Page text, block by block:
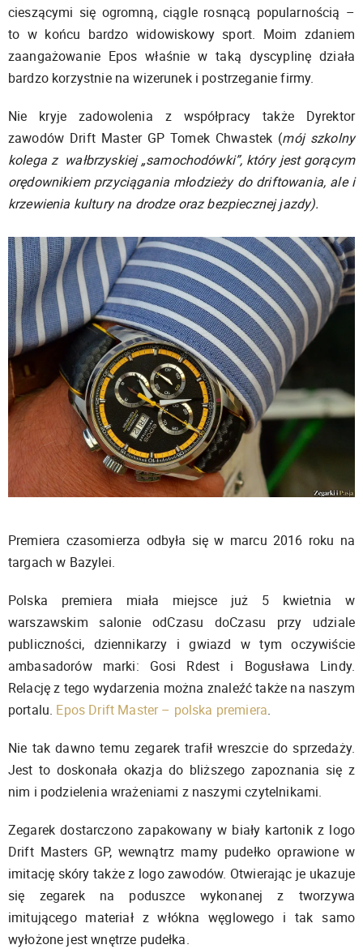
cieszącymi się ogromną, ciągle rosnącą popularnością –
to w końcu bardzo widowiskowy sport. Moim zdaniem
zaangażowanie Epos właśnie w taką dyscyplinę działa
bardzo korzystnie na wizerunek i postrzeganie firmy.
Nie kryje zadowolenia z współpracy także Dyrektor
zawodów Drift Master GP Tomek Chwastek (mój szkolny
kolega z wałbrzyskiej „samochodówki”, który jest gorącym
orędownikiem przyciągania młodzieży do driftowania, ale i
krzewienia kultury na drodze oraz bezpiecznej jazdy).
Premiera czasomierza odbyła się w marcu 2016 roku na
targach w Bazylei.
Polska premiera miała miejsce już 5 kwietnia w
warszawskim salonie odCzasu doCzasu przy udziale
publiczności, dziennikarzy i gwiazd w tym oczywiście
ambasadorów marki: Gosi Rdest i Bogusława Lindy.
Relację z tego wydarzenia można znaleźć także na naszym
portalu. Epos Drift Master – polska premiera.
Nie tak dawno temu zegarek trafił wreszcie do sprzedaży.
Jest to doskonała okazja do bliższego zapoznania się z
nim i podzielenia wrażeniami z naszymi czytelnikami.
Zegarek dostarczono zapakowany w biały kartonik z logo
Drift Masters GP, wewnątrz mamy pudełko oprawione w
imitację skóry także z logo zawodów. Otwierając je ukazuje
się zegarek na poduszce wykonanej z tworzywa
imitującego materiał z włókna węglowego i tak samo
wyłożone jest wnętrze pudełka.